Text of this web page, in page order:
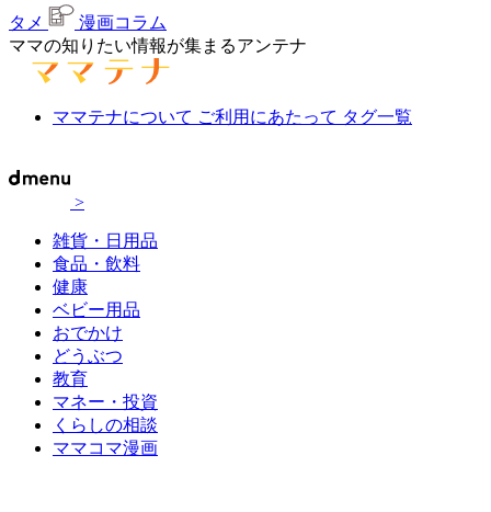
タメ
漫画コラム
ママの知りたい情報が集まるアンテナ
ママテナについて ご利用にあたって タグ一覧
>
雑貨・日用品
食品・飲料
健康
ベビー用品
おでかけ
どうぶつ
教育
マネー・投資
くらしの相談
ママコマ漫画